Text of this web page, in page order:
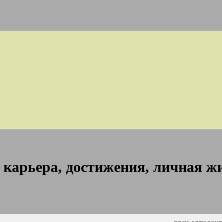
достижения, личная